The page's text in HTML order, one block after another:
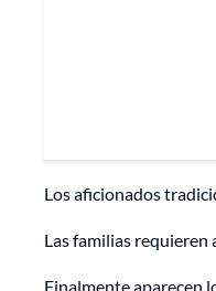
Los aficionados
Las familias
Finalmente aparecen